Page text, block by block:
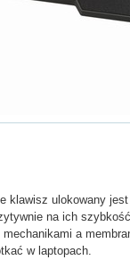
klawisz ulokowany
na ich
a
w laptopach.